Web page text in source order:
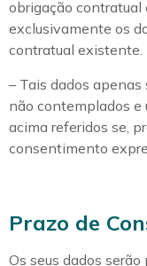
obrigação contratual
exclusivamente os
contratual existente.
– Tais dados
não contemplados
acima referidos se,
consentimento
Prazo de
Os seus dados